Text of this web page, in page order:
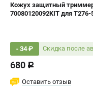
СЕРВИС
ИЗБРАННОЕ ( 0 )
ПОДДЕРЖКА
Кожух защитный
70080120092KIT для T276-
- 34 ₽ Скидка после
680 c
Оставить отзыв